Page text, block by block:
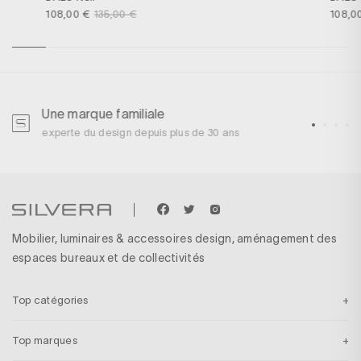
108,00 € 135,00 €
Une marque familiale
experte du design depuis plus de 30 ans
Mobilier, luminaires & accessoires design, aménagement des
espaces bureaux et de collectivités
Top catégories
Top marques